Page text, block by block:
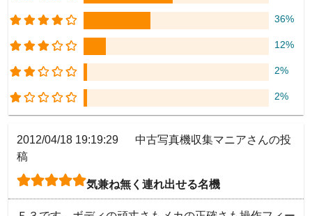
36%
12%
2%
2%
2012/04/18 19:19:29
中古写真機収集マニアさんの投
稿
気兼ね無く連れ出せる名機